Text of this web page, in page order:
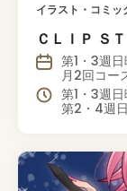
イラスト・コミッ
ＣＬＩＰ Ｓ
第1・3週
月2回コー
第1・3週
第2・4週